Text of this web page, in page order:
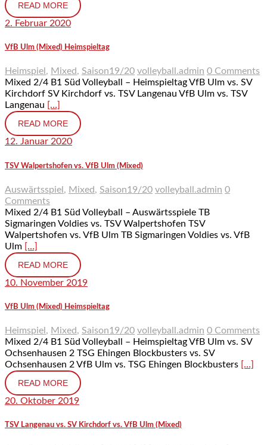
READ MORE
2. Februar 2020
VfB Ulm (Mixed) Heimspieltag
Heimspiel , Mixed, Saison19/20 volleyball.admin 0 Comments
Mixed 2/4 B1 Süd Volleyball – Heimspieltag VfB Ulm vs. SV
Kirchdorf SV Kirchdorf vs. TSV Langenau VfB Ulm vs. TSV
Langenau […]
READ MORE
12. Januar 2020
TSV Walpertshofen vs. VfB Ulm (Mixed)
Auswärtsspiel , Mixed, Saison19/20 volleyball.admin 0
Comments
Mixed 2/4 B1 Süd Volleyball – Auswärtsspiele TB
Sigmaringen Voldies vs. TSV Walpertshofen TSV
Walpertshofen vs. VfB Ulm TB Sigmaringen Voldies vs. VfB
Ulm […]
READ MORE
10. November 2019
VfB Ulm (Mixed) Heimspieltag
Heimspiel , Mixed, Saison19/20 volleyball.admin 0 Comments
Mixed 2/4 B1 Süd Volleyball – Heimspieltag VfB Ulm vs. SV
Ochsenhausen 2 TSG Ehingen Blockbusters vs. SV
Ochsenhausen 2 VfB Ulm vs. TSG Ehingen Blockbusters […]
READ MORE
20. Oktober 2019
TSV Langenau vs. SV Kirchdorf vs. VfB Ulm (Mixed)